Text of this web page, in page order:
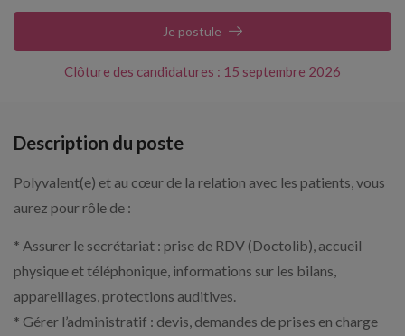
Clôture des candidatures : 15 septembre 2026
Je postule
Description du poste
Polyvalent(e) et au cœur de la relation avec les patients, vous
aurez pour rôle de :
* Assurer le secrétariat : prise de RDV (Doctolib), accueil
physique et téléphonique, informations sur les bilans,
appareillages, protections auditives.
* Gérer l’administratif : devis, demandes de prises en charge